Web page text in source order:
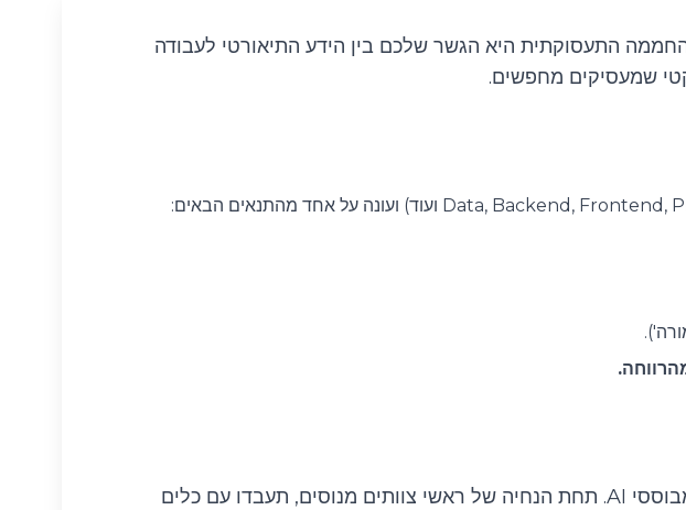
התעסוקתית היא הגשר שלכם בין הידע התיאורטי לעבודה
שמעסיקים מחפשים.
בחממה תשתלבו בצוותי פיתוח ותעבדו על פרויקטים אמיתיים ומגוונים, רבים מהם מבוססי AI. תחת הנחיה של ראשי צוותים מנוסים, תעבדו עם כלים